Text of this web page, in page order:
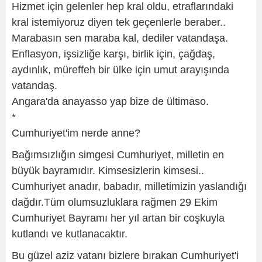
Hizmet için gelenler hep kral oldu, etraflarındaki
kral istemiyoruz diyen tek geçenlerle beraber..
Marabasın sen maraba kal, dediler vatandaşa.
Enflasyon, işsizliğe karşı, birlik için, çağdaş,
aydınlık, müreffeh bir ülke için umut arayışında
vatandaş.
Angara'da anayasso yap bize de ültimaso.
*
Cumhuriyet'im nerde anne?
Bağımsızlığın simgesi Cumhuriyet, milletin en
büyük bayramıdır. Kimsesizlerin kimsesi..
Cumhuriyet anadır, babadır, milletimizin yaslandığı
dağdır.Tüm olumsuzluklara rağmen 29 Ekim
Cumhuriyet Bayramı her yıl artan bir coşkuyla
kutlandı ve kutlanacaktır.
Bu güzel aziz vatanı bizlere bırakan Cumhuriyet'i